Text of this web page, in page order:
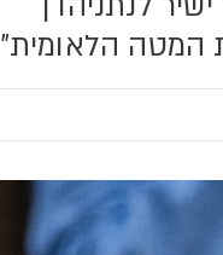
המטה הלאומית"